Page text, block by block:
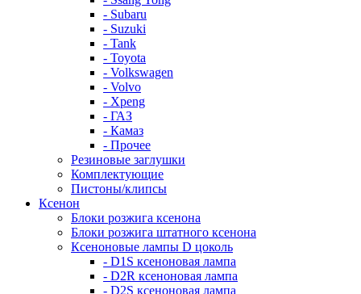
- Subaru
- Suzuki
- Tank
- Toyota
- Volkswagen
- Volvo
- Xpeng
- ГАЗ
- Камаз
- Прочее
Резиновые заглушки
Комплектующие
Пистоны/клипсы
Ксенон
Блоки розжига ксенона
Блоки розжига штатного ксенона
Ксеноновые лампы D цоколь
- D1S ксеноновая лампа
- D2R ксеноновая лампа
- D2S ксеноновая лампа